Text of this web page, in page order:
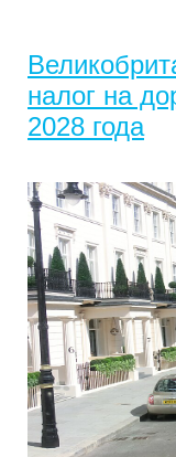
налог на
2028 года